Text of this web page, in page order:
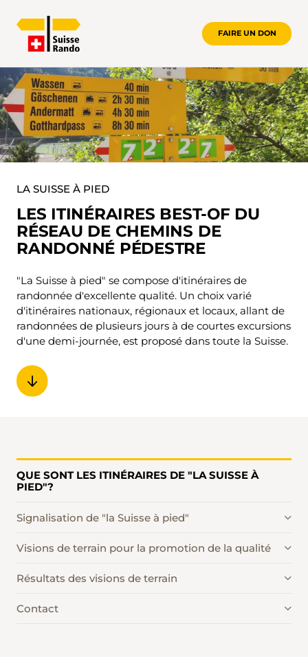
FAIRE UN DON
PROMOTION DE LA QUALITÉ DES
LA SUISSE À PIED
LES ITINÉRAIRES BEST-OF DU
RÉSEAU DE CHEMINS DE
RANDONNÉ PÉDESTRE
"La Suisse à pied" se compose d'itinéraires de
randonnée d'excellente qualité. Un choix varié
d'itinéraires nationaux, régionaux et locaux, allant de
randonnées de plusieurs jours à de courtes excursions
d'une demi-journée, est proposé dans toute la Suisse.
QUE SONT LES ITINÉRAIRES DE "LA SUISSE À
PIED"?
Signalisation de "la Suisse à pied"
Visions de terrain pour la promotion de la qualité
Résultats des visions de terrain
Contact